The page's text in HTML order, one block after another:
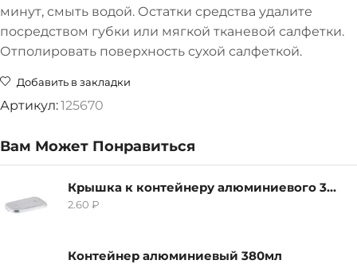
минут, смыть водой. Остатки средства удалите
посредством губки или мягкой тканевой салфетки.
Отполировать поверхность сухой салфеткой.
Добавить в закладки
Артикул:125670
Вам Может Понравиться
Крышка к контейнеру алюминиевого 380мл
2.60 ₽
Контейнер алюминиевый 380мл